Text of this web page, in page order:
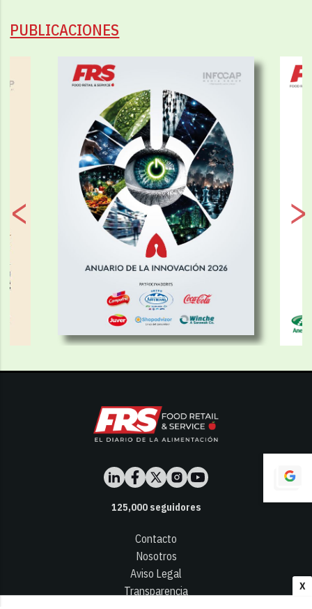
X
PUBLICACIONES
125,000seguidores
Contacto
Nosotros
Aviso Legal
Transparencia